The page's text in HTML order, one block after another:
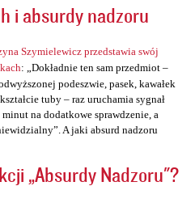
i absurdy nadzoru
Szymielewicz przedstawia swój
: „Dokładnie ten sam przedmiot –
podeszwie, pasek, kawałek
tuby – raz uruchamia sygnał
na dodatkowe sprawdzenie, a
A jaki absurd nadzoru
„Absurdy Nadzoru"?